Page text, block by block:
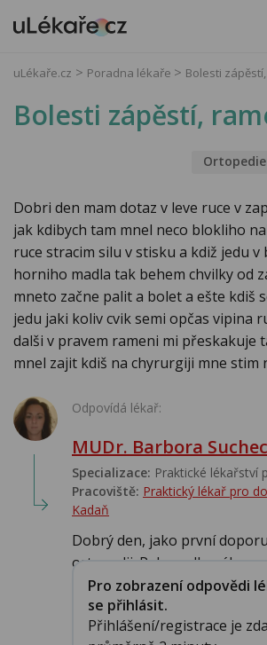
uLékaře.cz Poradna lékaře Bolesti
Bolesti zápěstí,
Ortopedie
Dobri den mam dotaz v leve ruce v
jak kdibych tam mnel neco blokliho
ruce stracim silu v stisku a kdiž jedu v
horniho madla tak behem chvilky od
mneto začne palit a bolet a ešte kdiš
jedu jaki koliv cvik semi opčas vipina
dalši v pravem rameni mi přeskakuje
mnel zajit kdiš na chyrurgiji mne stim
Odpovídá lékař:
MUDr. Barbora
Specializace: Praktické lékařství
Pracoviště: Praktický lékař pro
Kadaň
Dobrý den, jako první
ortopedii. Pak, podle nálezu
Pro zobrazení odpovědi
se přihlásit.
Přihlášení/registrace je